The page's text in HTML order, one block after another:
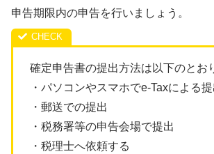
申告期限内の申告を行いましょう。
確定申告書の提出方法は以下のとお
・パソコンやスマホでe-Taxによる提
・郵送での提出
・税務署等の申告会場で提出
・税理士へ依頼する